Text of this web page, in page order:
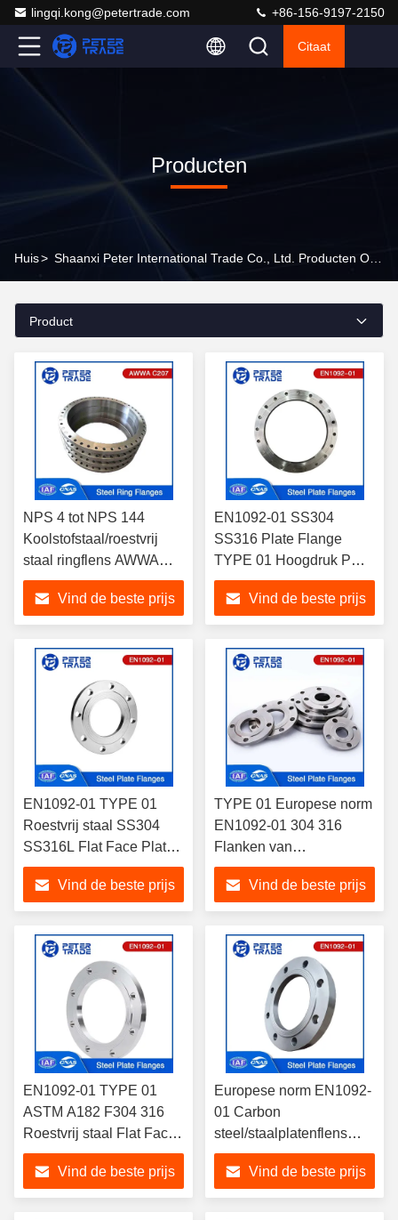
lingqi.kong@petertrade.com +86-156-9197-2150
Citaat
Producten
Huis>
Product
NPS 4 tot NPS 144
Koolstofstaal/roestvrij
staal ringflens AWWA
C207 Klasse B 86 PSI
voor afvalwaterzuivering
Vind de beste prijs
EN1092-01 SS304
SS316 Plate Flange
TYPE 01 Hoogdruk PN
100 PLFF DN10-DN350
Voor olie- en
gasleidingen
Vind de beste prijs
EN1092-01 TYPE 01
Roestvrij staal SS304
SS316L Flat Face Plate
Flange PN 63 PLFF in
hogedruktoepassingen
Vind de beste prijs
TYPE 01 Europese norm
EN1092-01 304 316
Flanken van
roestvrijstalen platen
platte oppervlak PN 40
PLFF DN10-DN600
Vind de beste prijs
EN1092-01 TYPE 01
ASTM A182 F304 316
Roestvrij staal Flat Face
Plate Flange PN 25
PLFF DN10-DN800 voor
de chemische industrie
Vind de beste prijs
Europese norm EN1092-
01 Carbon
steel/staalplatenflens
PN16 PLFF PLRF Flat
face/Raised face
Vind de beste prijs